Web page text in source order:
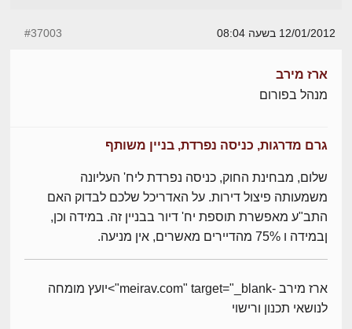
12/01/2012 בשעה 08:04 #37003
ארז מירב
מנהל בפורום
גרם מדרגות, כניסה נפרדת, בניין משותף
שלום, מבחינת החוק, כניסה נפרדת ליח' העליונה
משמעותה פיצול דירות. על האדריכל שלכם לבדוק האם
התב"ע מאפשרת תוספת יח' דיור בבניין זה. במידה וכן,
ןבמידה ו 75% מהדיירים מאשרים, אין מניעה.
ארז מירב -meirav.com" target="_blank">יועץ מומחה
לנושאי תכנון ורישוי